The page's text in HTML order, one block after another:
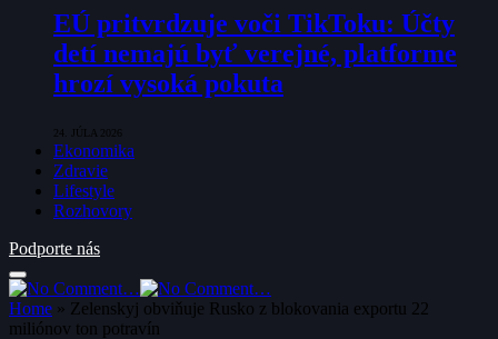
EÚ pritvrdzuje voči TikToku: Účty
detí nemajú byť verejné, platforme
hrozí vysoká pokuta
24. JÚLA 2026
Ekonomika
Zdravie
Lifestyle
Rozhovory
Podporte nás
Home » Zelenskyj obviňuje Rusko z blokovania exportu 22
miliónov ton potravín